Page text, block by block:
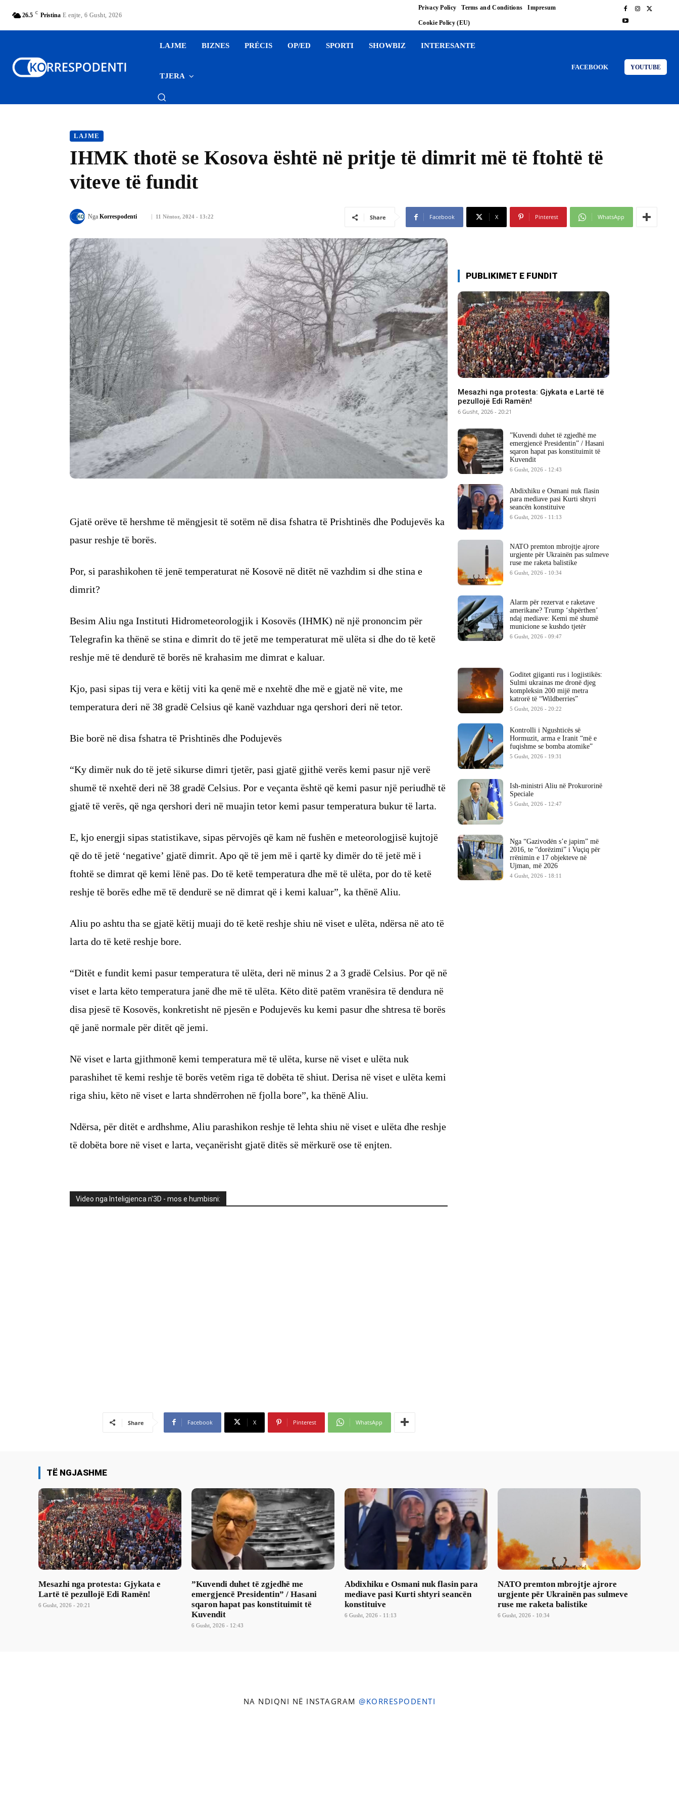
26.5 C Pristina E enjte, 6 Gusht, 2026
Privacy Policy Terms and Conditions Impresum
Cookie Policy (EU)
LAJME BIZNES PRÉCIS OP/ED SPORTI SHOWBIZ INTERESANTE
TJERA
FACEBOOK YOUTUBE
LAJME
IHMK thotë se Kosova është në pritje të dimrit më të ftohtë të
viteve të fundit
11 Nëntor, 2024 - 13:22
Nga Korrespodenti Share Facebook X Pinterest WhatsApp
Gjatë orëve të hershme të mëngjesit të sotëm në disa fshatra të Prishtinës dhe Podujevës ka
pasur reshje të borës.
Por, si parashikohen të jenë temperaturat në Kosovë në ditët në vazhdim si dhe stina e
dimrit?
Besim Aliu nga Instituti Hidrometeorologjik i Kosovës (IHMK) në një prononcim për
Telegrafin ka thënë se stina e dimrit do të jetë me temperaturat më ulëta si dhe do të ketë
reshje më të dendurë të borës në krahasim me dimrat e kaluar.
Kjo, pasi sipas tij vera e këtij viti ka qenë më e nxehtë dhe më e gjatë në vite, me
temperatura deri në 38 gradë Celsius që kanë vazhduar nga qershori deri në tetor.
Bie borë në disa fshatra të Prishtinës dhe Podujevës
“Ky dimër nuk do të jetë sikurse dimri tjetër, pasi gjatë gjithë verës kemi pasur një verë
shumë të nxehtë deri në 38 gradë Celsius. Por e veçanta është që kemi pasur një periudhë të
gjatë të verës, që nga qershori deri në muajin tetor kemi pasur temperatura bukur të larta.
E, kjo energji sipas statistikave, sipas përvojës që kam në fushën e meteorologjisë kujtojë
që do të jetë ‘negative’ gjatë dimrit. Apo që të jem më i qartë ky dimër do të jetë më i
ftohtë se dimrat që kemi lënë pas. Do të ketë temperatura dhe më të ulëta, por do të ketë
reshje të borës edhe më të dendurë se në dimrat që i kemi kaluar”, ka thënë Aliu.
Aliu po ashtu tha se gjatë këtij muaji do të ketë reshje shiu në viset e ulëta, ndërsa në ato të
larta do të ketë reshje bore.
“Ditët e fundit kemi pasur temperatura të ulëta, deri në minus 2 a 3 gradë Celsius. Por që në
viset e larta këto temperatura janë dhe më të ulëta. Këto ditë patëm vranësira të dendura në
disa pjesë të Kosovës, konkretisht në pjesën e Podujevës ku kemi pasur dhe shtresa të borës
që janë normale për ditët që jemi.
Në viset e larta gjithmonë kemi temperatura më të ulëta, kurse në viset e ulëta nuk
parashihet të kemi reshje të borës vetëm riga të dobëta të shiut. Derisa në viset e ulëta kemi
riga shiu, këto në viset e larta shndërrohen në fjolla bore”, ka thënë Aliu.
Ndërsa, për ditët e ardhshme, Aliu parashikon reshje të lehta shiu në viset e ulëta dhe reshje
të dobëta bore në viset e larta, veçanërisht gjatë ditës së mërkurë ose të enjten.
Video nga Inteligjenca n'3D - mos e humbisni:
Share Facebook X Pinterest WhatsApp
PUBLIKIMET E FUNDIT
Mesazhi nga protesta: Gjykata e Lartë të
pezullojë Edi Ramën!
6 Gusht, 2026 - 20:21
​”Kuvendi duhet të zgjedhë me
emergjencë Presidentin” / Hasani
sqaron hapat pas konstituimit të
Kuvendit
6 Gusht, 2026 - 12:43
Abdixhiku e Osmani nuk flasin
para mediave pasi Kurti shtyri
seancën konstituive
6 Gusht, 2026 - 11:13
NATO premton mbrojtje ajrore
urgjente për Ukrainën pas sulmeve
ruse me raketa balistike
6 Gusht, 2026 - 10:34
Alarm për rezervat e raketave
amerikane? Trump ‘shpërthen’
ndaj mediave: Kemi më shumë
municione se kushdo tjetër
6 Gusht, 2026 - 09:47
Goditet gjiganti rus i logjistikës:
Sulmi ukrainas me dronë djeg
kompleksin 200 mijë metra
katrorë të “Wildberries”
5 Gusht, 2026 - 20:22
Kontrolli i Ngushticës së
Hormuzit, arma e Iranit “më e
fuqishme se bomba atomike”
5 Gusht, 2026 - 19:31
Ish-ministri ​Aliu në Prokurorinë
Speciale
5 Gusht, 2026 - 12:47
Nga “Gazivodën s’e japim” më
2016, te “dorëzimi” i Vuçiq për
rrënimin e 17 objekteve në
Ujman, më 2026
4 Gusht, 2026 - 18:11
TË NGJASHME
Mesazhi nga protesta: Gjykata e
Lartë të pezullojë Edi Ramën!
6 Gusht, 2026 - 20:21
​”Kuvendi duhet të zgjedhë me
emergjencë Presidentin” / Hasani
sqaron hapat pas konstituimit të
Kuvendit
6 Gusht, 2026 - 12:43
Abdixhiku e Osmani nuk flasin para
mediave pasi Kurti shtyri seancën
konstituive
6 Gusht, 2026 - 11:13
NATO premton mbrojtje ajrore
urgjente për Ukrainën pas sulmeve
ruse me raketa balistike
6 Gusht, 2026 - 10:34
NA NDIQNI NË INSTAGRAM @KORRESPODENTI